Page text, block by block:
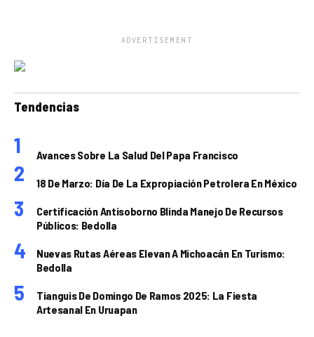
ADVERTISEMENT
Tendencias
Avances Sobre La Salud Del Papa Francisco
18 De Marzo: Día De La Expropiación Petrolera En México
Certificación Antisoborno Blinda Manejo De Recursos
Públicos: Bedolla
Nuevas Rutas Aéreas Elevan A Michoacán En Turismo:
Bedolla
Tianguis De Domingo De Ramos 2025: La Fiesta
Artesanal En Uruapan